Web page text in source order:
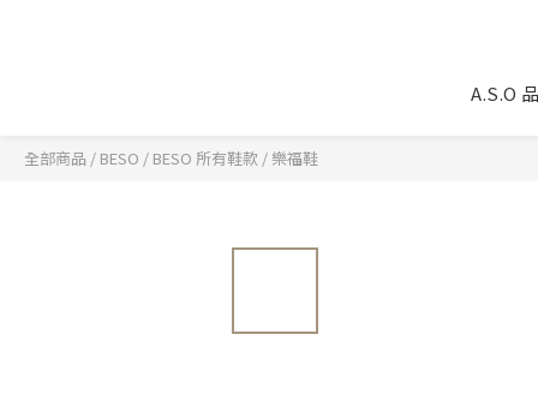
A.S.O
全部商品 / BESO / BESO 所有鞋款 /樂福鞋